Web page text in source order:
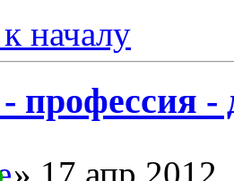
началу
профессия -